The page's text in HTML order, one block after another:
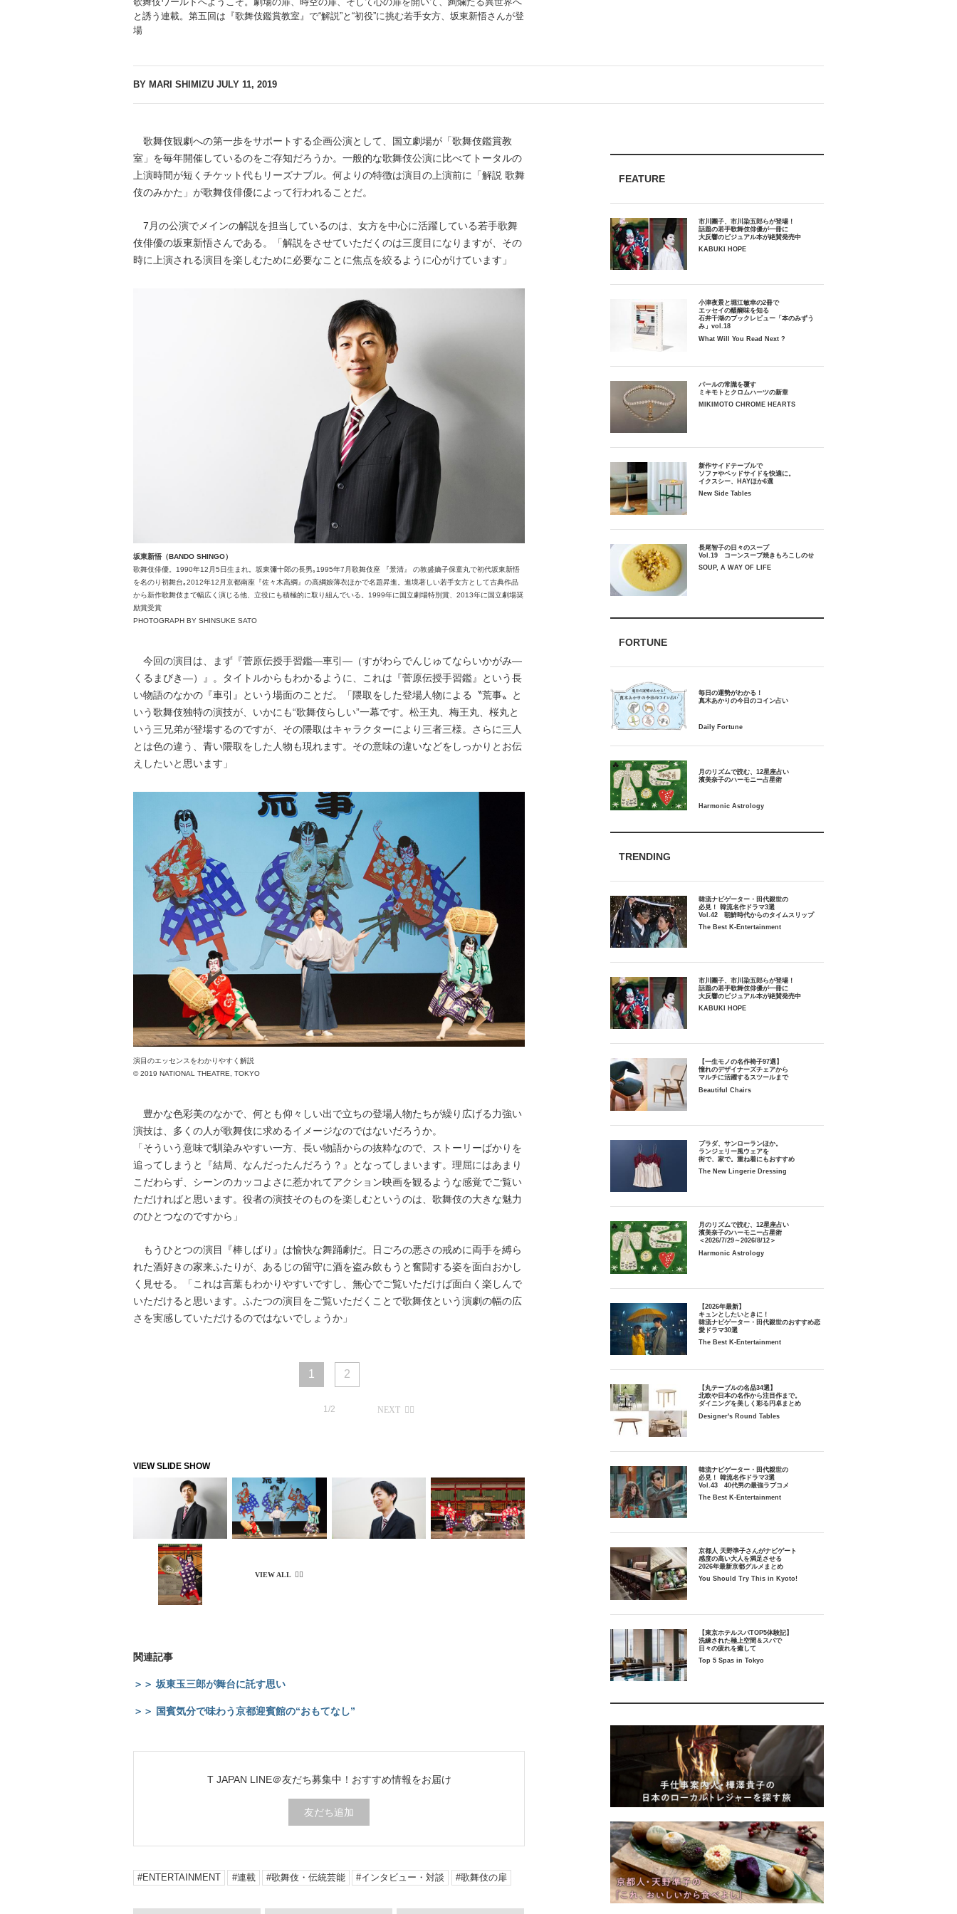
と誘う連載。第五回は『歌舞伎鑑賞教室』で“解説”と“初役”に挑む若手女方、坂東新悟さんが登
場
BY MARI SHIMIZU JULY 11, 2019
歌舞伎観劇への第一歩をサポートする企画公演として、国立劇場が「歌舞伎鑑賞教
室」を毎年開催しているのをご存知だろうか。一般的な歌舞伎公演に比べてトータルの
上演時間が短くチケット代もリーズナブル。何よりの特徴は演目の上演前に「解説 歌舞
伎のみかた」が歌舞伎俳優によって行われることだ。
7月の公演でメインの解説を担当しているのは、女方を中心に活躍している若手歌舞
伎俳優の坂東新悟さんである。「解説をさせていただくのは三度目になりますが、その
時に上演される演目を楽しむために必要なことに焦点を絞るように心がけています」
坂東新悟（BANDO SHINGO）
歌舞伎俳優。1990年12月5日生まれ。坂東彌十郎の長男｡1995年7月歌舞伎座 『景清』 の敦盛嫡子保童丸で初代坂東新悟
を名のり初舞台｡2012年12月京都南座『佐々木高綱』の高綱娘薄衣ほかで名題昇進。進境著しい若手女方として古典作品
から新作歌舞伎まで幅広く演じる他、立役にも積極的に取り組んでいる。1999年に国立劇場特別賞、2013年に国立劇場奨
励賞受賞
PHOTOGRAPH BY SHINSUKE SATO
今回の演目は、まず『菅原伝授手習鑑―車引―（すがわらでんじゅてならいかがみ―
くるまびき―）』。タイトルからもわかるように、これは『菅原伝授手習鑑』という長
い物語のなかの『車引』という場面のことだ。「隈取をした登場人物による〝荒事〟と
いう歌舞伎独特の演技が、いかにも“歌舞伎らしい”一幕です。松王丸、梅王丸、桜丸と
いう三兄弟が登場するのですが、その隈取はキャラクターにより三者三様。さらに三人
とは色の違う、青い隈取をした人物も現れます。その意味の違いなどをしっかりとお伝
えしたいと思います」
演目のエッセンスをわかりやすく解説
© 2019 NATIONAL THEATRE, TOKYO
豊かな色彩美のなかで、何とも仰々しい出で立ちの登場人物たちが繰り広げる力強い
演技は、多くの人が歌舞伎に求めるイメージなのではないだろうか。
「そういう意味で馴染みやすい一方、長い物語からの抜粋なので、ストーリーばかりを
追ってしまうと『結局、なんだったんだろう？』となってしまいます。理屈にはあまり
こだわらず、シーンのカッコよさに惹かれてアクション映画を観るような感覚でご覧い
ただければと思います。役者の演技そのものを楽しむというのは、歌舞伎の大きな魅力
のひとつなのですから」
もうひとつの演目『棒しばり』は愉快な舞踊劇だ。日ごろの悪さの戒めに両手を縛ら
れた酒好きの家来ふたりが、あるじの留守に酒を盗み飲もうと奮闘する姿を面白おかし
く見せる。「これは言葉もわかりやすいですし、無心でご覧いただけば面白く楽しんで
いただけると思います。ふたつの演目をご覧いただくことで歌舞伎という演劇の幅の広
さを実感していただけるのではないでしょうか」
1 2
1/2
関連記事
＞＞ 坂東玉三郎が舞台に託す思い
＞＞ 国賓気分で味わう京都迎賓館の“おもてなし”
T JAPAN LINE＠友だち募集中！ おすすめ情報をお届け
友だち追加
ENTERTAINMENT 連載 歌舞伎・伝統芸能 インタビュー・対談 歌舞伎の扉
FEATURE
市川團子、市川染五郎らが登場！
話題の若手歌舞伎俳優が一冊に
大反響のビジュアル本が絶賛発売中
KABUKI HOPE
小津夜景と堀江敏幸の2冊で
エッセイの醍醐味を知る
石井千湖のブックレビュー「本のみずう
み」vol.18
What Will You Read Next ?
パールの常識を覆す
ミキモトとクロムハーツの新章
MIKIMOTO CHROME HEARTS
新作サイドテーブルで
ソファやベッドサイドを快適に。
イクスシー、HAYほか6選
New Side Tables
長尾智子の日々のスープ
Vol.19 コーンスープ焼きもろこしのせ
SOUP, A WAY OF LIFE
FORTUNE
毎日の運勢がわかる！
月のリズムで読む、12星座占い
TRENDING
韓流ナビゲーター・田代親世の
必見！ 韓流名作ドラマ3選
Vol.42 朝鮮時代からのタイムスリップ
The Best K-Entertainment
市川團子、市川染五郎らが登場！
話題の若手歌舞伎俳優が一冊に
大反響のビジュアル本が絶賛発売中
KABUKI HOPE
【一生モノの名作椅子97選】
憧れのデザイナーズチェアから
マルチに活躍するスツールまで
Beautiful Chairs
プラダ、サンローランほか。
ランジェリー風ウェアを
街で、家で。重ね着にもおすすめ
The New Lingerie Dressing
月のリズムで読む、12星座占い
濱美奈子のハーモニー占星術
＜2026/7/29～2026/8/12＞
Harmonic Astrology
【2026年最新】
キュンとしたいときに！
韓流ナビゲーター・田代親世のおすすめ恋
愛ドラマ30選
The Best K-Entertainment
【丸テーブルの名品34選】
北欧や日本の名作から注目作まで。
ダイニングを美しく彩る円卓まとめ
Designer's Round Tables
韓流ナビゲーター・田代親世の
必見！ 韓流名作ドラマ3選
Vol.43 40代男の最強ラブコメ
The Best K-Entertainment
京都人 天野準子さんがナビゲート
感度の高い大人を満足させる
2026年最新京都グルメまとめ
You Should Try This in Kyoto!
【東京ホテルスパTOP5体験記】
洗練された極上空間＆スパで
日々の疲れを癒して
Top 5 Spas in Tokyo